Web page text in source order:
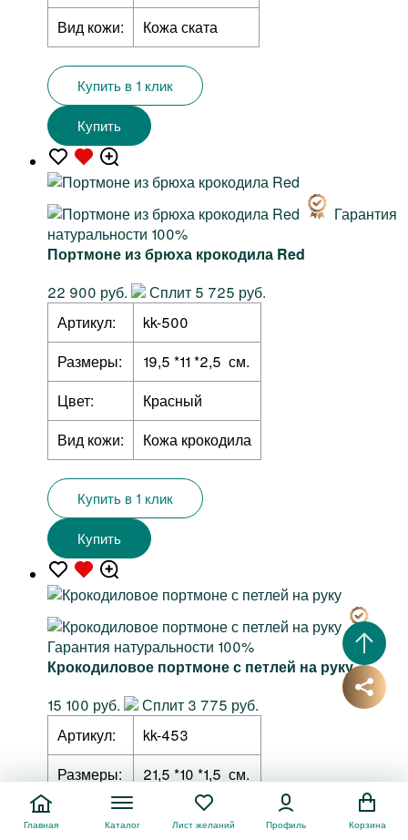
Вид кожи:
Кожа ската
Купить в 1 клик
Купить
Гарантия
натуральности 100%
Портмоне из брюха крокодила Red
22 900 руб.
Сплит 5 725 руб.
Артикул:
kk-500
Размеры:
19,5 *11 *2,5 см.
Цвет:
Красный
Вид кожи:
Кожа крокодила
Купить в 1 клик
Купить
Гарантия натуральности 100%
Крокодиловое портмоне с петлей на руку
15 100 руб.
Сплит 3 775 руб.
Артикул:
kk-453
Размеры:
21,5 *10 *1,5 см.
Красный
Главная Каталог Лист желаний Профиль Корзина